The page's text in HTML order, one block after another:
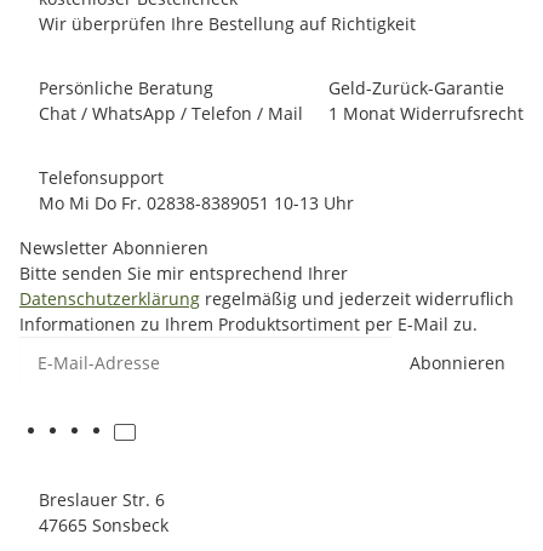
Wir überprüfen Ihre Bestellung auf Richtigkeit
Persönliche Beratung
Chat / WhatsApp / Telefon / Mail
Geld-Zurück-Garantie
1 Monat Widerrufsrecht
Telefonsupport
Mo Mi Do Fr. 02838-8389051 10-13 Uhr
Newsletter Abonnieren
Bitte senden Sie mir entsprechend Ihrer
Datenschutzerklärung regelmäßig und jederzeit widerruflich
Informationen zu Ihrem Produktsortiment per E-Mail zu.
Abonnieren
Breslauer Str. 6
47665 Sonsbeck